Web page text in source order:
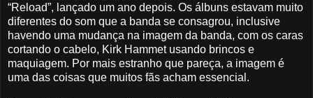
“Reload”, lançado um ano depois. Os álbuns estavam muito
diferentes do som que a banda se consagrou, inclusive
havendo uma mudança na imagem da banda, com os caras
cortando o cabelo, Kirk Hammet usando brincos e
maquiagem. Por mais estranho que pareça, a imagem é
uma das coisas que muitos fãs acham essencial.